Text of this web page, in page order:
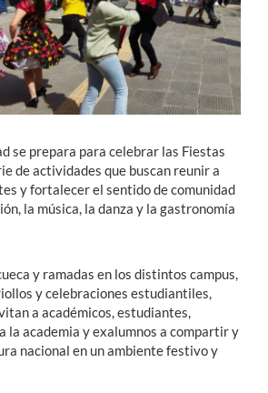
se prepara para celebrar las Fiestas
de actividades que buscan reunir a
y fortalecer el sentido de comunidad
la música, la danza y la gastronomía
y ramadas en los distintos campus,
y celebraciones estudiantiles,
a académicos, estudiantes,
la academia y exalumnos a compartir y
nacional en un ambiente festivo y